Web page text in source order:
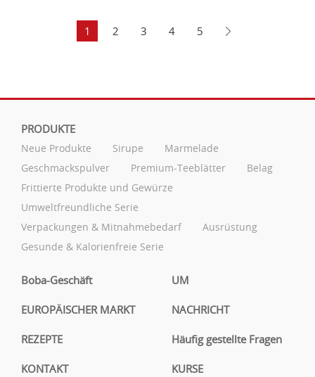
1 2 3 4 5
PRODUKTE
Neue Produkte Sirupe
Marmelade
Geschmackspulver
Premium-Teeblätter
Belag
Frittierte Produkte und Gewürze
Umweltfreundliche Serie
Verpackungen & Mitnahmebedarf
Ausrüstung
Gesunde & Kalorienfreie Serie
Boba-Geschäft UM
EUROPÄISCHER MARKT NACHRICHT
REZEPTE Häufig gestellte Fragen
KONTAKT KURSE